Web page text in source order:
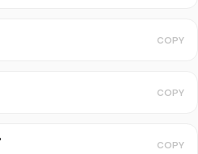
COPY
COPY
COPY